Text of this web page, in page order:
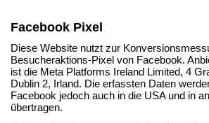
Facebook Pixel
Diese Website nutzt zur
Besucheraktions-Pixel von Facebook.
ist die Meta Platforms Ireland Limited, 4
Dublin 2, Irland. Die erfassten Daten
Facebook jedoch auch in die USA und in
übertragen.